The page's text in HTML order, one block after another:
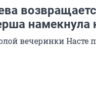
намекнула
вечеринки Насте